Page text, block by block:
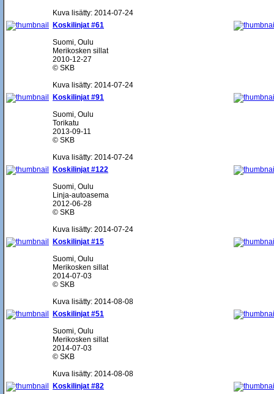
Kuva lisätty: 2014-07-24
Koskilinjat #61
Suomi, Oulu
Merikosken sillat
2010-12-27
© SKB
Kuva lisätty: 2014-07-24
Koskilinjat #91
Suomi, Oulu
Torikatu
2013-09-11
© SKB
Kuva lisätty: 2014-07-24
Koskilinjat #122
Suomi, Oulu
Linja-autoasema
2012-06-28
© SKB
Kuva lisätty: 2014-07-24
Koskilinjat #15
Suomi, Oulu
Merikosken sillat
2014-07-03
© SKB
Kuva lisätty: 2014-08-08
Koskilinjat #51
Suomi, Oulu
Merikosken sillat
2014-07-03
© SKB
Kuva lisätty: 2014-08-08
Koskilinjat #82